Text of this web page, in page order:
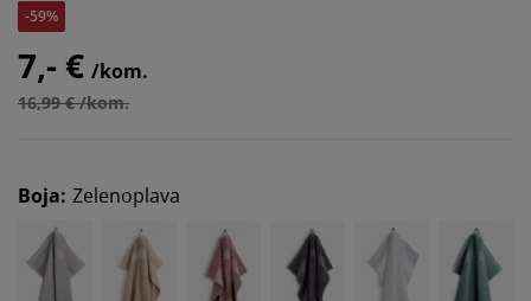
-59%
7,- € /kom.
16,99 € /kom.
Boja: Zelenoplava